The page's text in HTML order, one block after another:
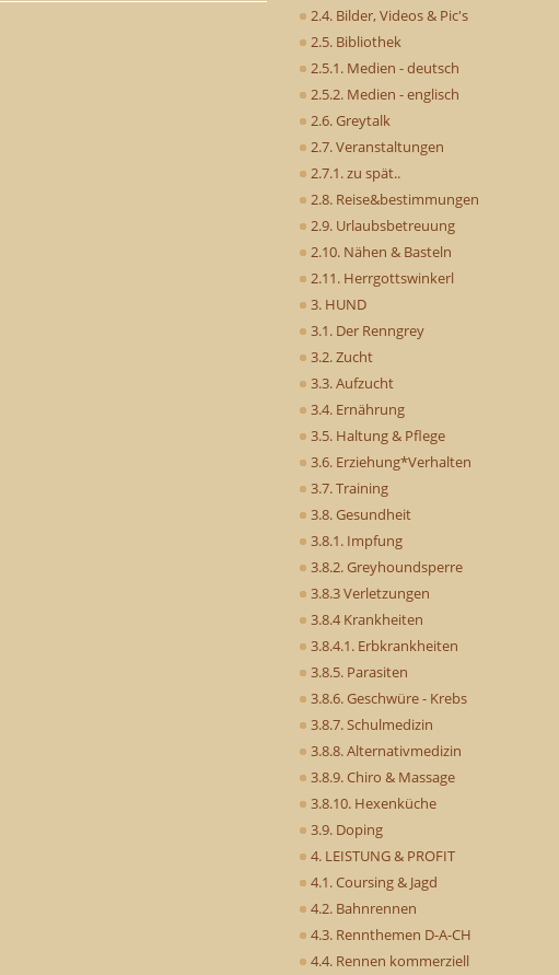
2.4. Bilder, Videos & Pic's
2.5. Bibliothek
2.5.1. Medien - deutsch
2.5.2. Medien - englisch
2.6. Greytalk
2.7. Veranstaltungen
2.7.1. zu spät..
2.8. Reise&bestimmungen
2.9. Urlaubsbetreuung
2.10. Nähen & Basteln
2.11. Herrgottswinkerl
3. HUND
3.1. Der Renngrey
3.2. Zucht
3.3. Aufzucht
3.4. Ernährung
3.5. Haltung & Pflege
3.6. Erziehung*Verhalten
3.7. Training
3.8. Gesundheit
3.8.1. Impfung
3.8.2. Greyhoundsperre
3.8.3 Verletzungen
3.8.4 Krankheiten
3.8.4.1. Erbkrankheiten
3.8.5. Parasiten
3.8.6. Geschwüre - Krebs
3.8.7. Schulmedizin
3.8.8. Alternativmedizin
3.8.9. Chiro & Massage
3.8.10. Hexenküche
3.9. Doping
4. LEISTUNG & PROFIT
4.1. Coursing & Jagd
4.2. Bahnrennen
4.3. Rennthemen D-A-CH
4.4. Rennen kommerziell